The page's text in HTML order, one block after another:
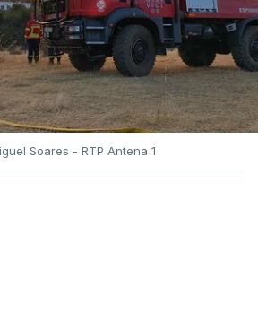
Soares - RTP Antena 1